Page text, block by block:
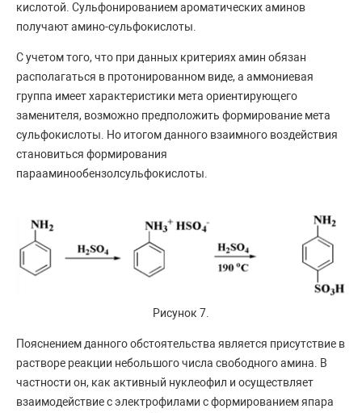
кислотой. Сульфонированием ароматических аминов
получают амино-сульфокислоты.
С учетом того, что при данных критериях амин обязан
располагаться в протонированном виде, а аммониевая
группа имеет характеристики мета ориентирующего
заменителя, возможно предположить формирование мета
сульфокислоты. Но итогом данного взаимного воздействия
становиться формирования
парааминообензолсульфокислоты.
Рисунок 7.
Пояснением данного обстоятельства является присутствие в
растворе реакции небольшого числа свободного амина. В
частности он, как активный нуклеофил и осуществляет
взаимодействие с электрофилами с формированием япара